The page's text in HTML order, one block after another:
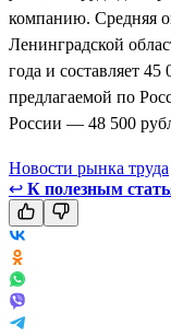
компанию. Средняя
Ленинградской
года и составляет
предлагаемой по
России — 48 500
Новости рынка труда
↩ К полезным